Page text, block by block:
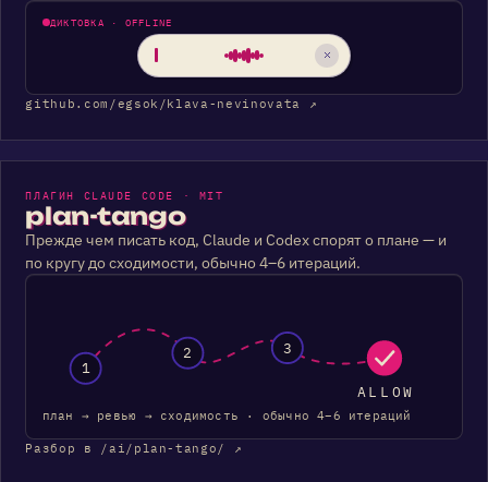
ДИКТОВКА · OFFLINE
github.com/egsok/klava-nevinovata ↗
ПЛАГИН CLAUDE CODE · MIT
plan-tango
Прежде чем писать код, Claude и Codex спорят о плане — и
по кругу до сходимости, обычно 4–6 итераций.
1
2 3
ALLOW
план → ревью → сходимость · обычно 4–6 итераций
Разбор в /ai/plan-tango/ ↗